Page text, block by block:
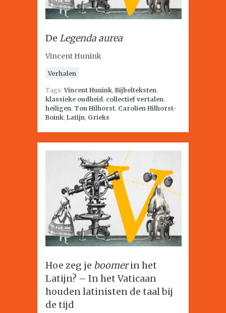
De Legenda aurea
Vincent Hunink
Verhalen
Tags:Vincent Hunink, Bijbelteksten,
klassieke oudheid, collectief vertalen,
heiligen, Ton Hilhorst, Carolien Hilhorst-
Boink, Latijn, Grieks
Hoe zeg je boomerin het
Latijn? – In het Vaticaan
houden latinisten de taal bij
de tijd